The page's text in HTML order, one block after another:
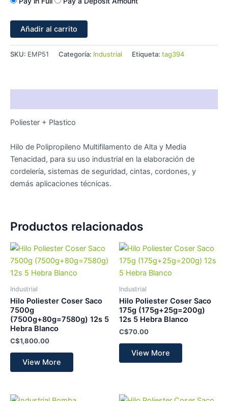
Añadir al carrito
SKU: EMP51 Categoría: Industrial Etiqueta: tag394
Poliester + Plastico
Hilo de Polipropileno Multifilamento de Alta y Media
Tenacidad, para su uso industrial en la elaboración de
cordelería, sistemas de seguridad, cintas, cordones, y
demás aplicaciones técnicas.
Productos relacionados
Industrial
Hilo Poliester Coser Saco
7500g
(7500g+80g=7580g) 12s 5
Hebra Blanco
C$1,800.00
View More
Industrial
Hilo Poliester Coser Saco
175g (175g+25g=200g)
12s 5 Hebra Blanco
C$70.00
View More